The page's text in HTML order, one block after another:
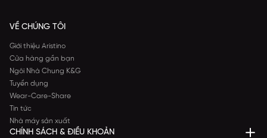
VỀ CHÚNG TÔI
Giới thiệu Aristino
Cửa hàng gần bạn
Ngôi Nhà Chung K&G
Tuyển dụng
Wear-Care-Share
Tin tức
Nhà máy sản xuất
CHÍNH SÁCH & ĐIỀU KHOẢN